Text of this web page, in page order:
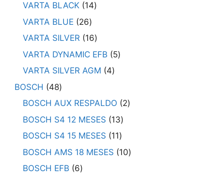
VARTA BLACK 14
VARTA BLUE
26
VARTA SILVER 16
VARTA DYNAMIC EFB
5
VARTA SILVER AGM
4
BOSCH
48
BOSCH AUX RESPALDO
2
BOSCH S4 12 MESES
13
BOSCH S4 15 MESES
11
BOSCH AMS 18 MESES
10
BOSCH EFB
6